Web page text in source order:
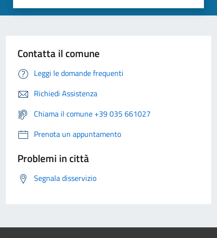
Contatta il comune
Leggi le domande frequenti
Richiedi Assistenza
Chiama il comune +39 035 661027
Prenota un appuntamento
Problemi in città
Segnala disservizio